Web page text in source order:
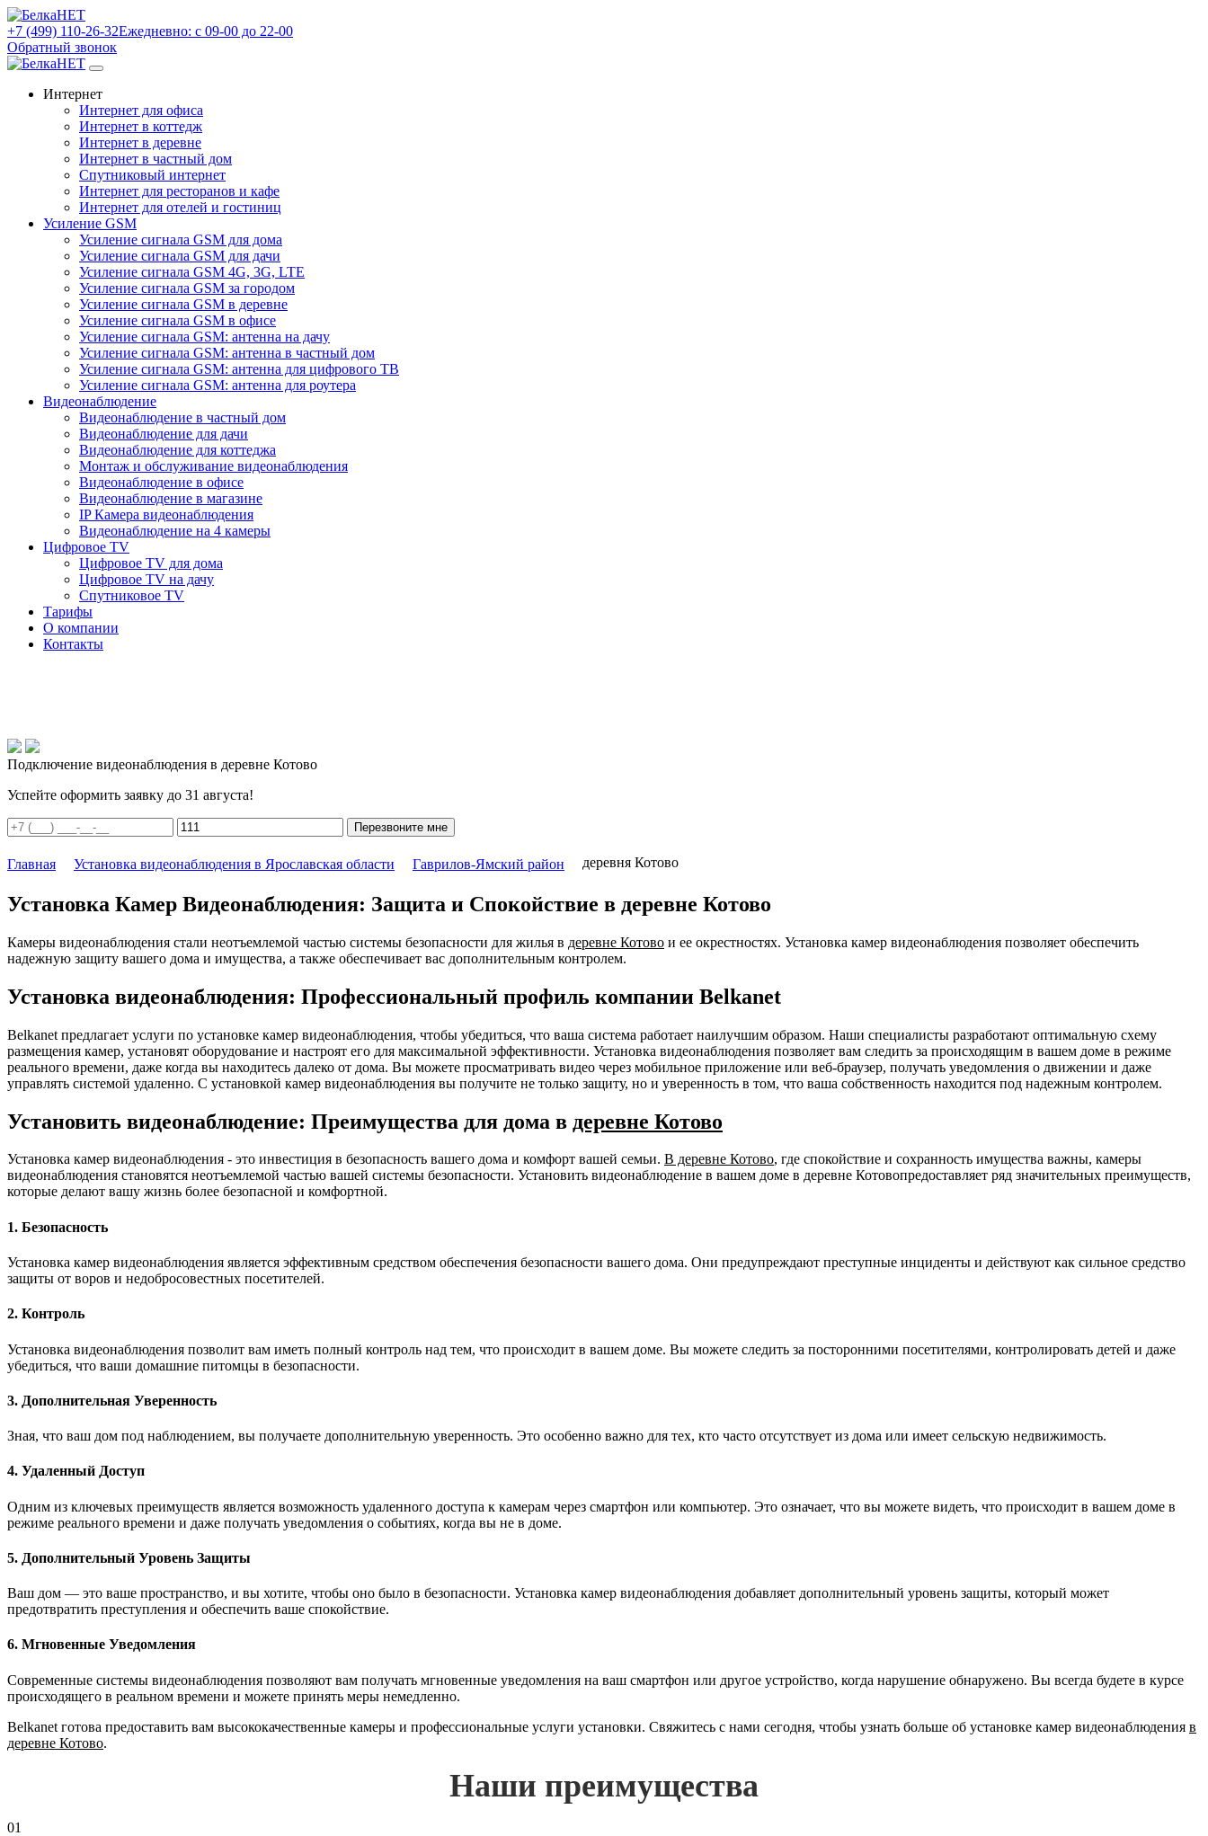
+7 (499) 110-26-32Ежедневно: с 09-00 до 22-00
Обратный звонок
Интернет
Интернет для офиса
Интернет в коттедж
Интернет в деревне
Интернет в частный дом
Спутниковый интернет
Интернет для ресторанов и кафе
Интернет для отелей и гостиниц
Усиление GSM
Усиление сигнала GSM для дома
Усиление сигнала GSM для дачи
Усиление сигнала GSM 4G, 3G, LTE
Усиление сигнала GSM за городом
Усиление сигнала GSM в деревне
Усиление сигнала GSM в офисе
Усиление сигнала GSM: антенна на дачу
Усиление сигнала GSM: антенна в частный дом
Усиление сигнала GSM: антенна для цифрового ТВ
Усиление сигнала GSM: антенна для роутера
Видеонаблюдение
Видеонаблюдение в частный дом
Видеонаблюдение для дачи
Видеонаблюдение для коттеджа
Монтаж и обслуживание видеонаблюдения
Видеонаблюдение в офисе
Видеонаблюдение в магазине
IP Камера видеонаблюдения
Видеонаблюдение на 4 камеры
Цифровое TV
Цифровое TV для дома
Цифровое TV на дачу
Спутниковое TV
Тарифы
О компании
Контакты
Подключение видеонаблюдения в деревне Котово
Успейте оформить заявку до 31 августа!
Перезвоните мне
Главная Установка видеонаблюдения в Ярославская области Гаврилов-Ямский район деревня Котово
Установка Камер Видеонаблюдения: Защита и Спокойствие в деревне Котово
Камеры видеонаблюдения стали неотъемлемой частью системы безопасности для жилья в деревне Котово и ее окрестностях. Установка камер видеонаблюдения позволяет обеспечить
надежную защиту вашего дома и имущества, а также обеспечивает вас дополнительным контролем.
Установка видеонаблюдения: Профессиональный профиль компании Belkanet
Belkanet предлагает услуги по установке камер видеонаблюдения, чтобы убедиться, что ваша система работает наилучшим образом. Наши специалисты разработают оптимальную схему
размещения камер, установят оборудование и настроят его для максимальной эффективности. Установка видеонаблюдения позволяет вам следить за происходящим в вашем доме в режиме
реального времени, даже когда вы находитесь далеко от дома. Вы можете просматривать видео через мобильное приложение или веб-браузер, получать уведомления о движении и даже
управлять системой удаленно. С установкой камер видеонаблюдения вы получите не только защиту, но и уверенность в том, что ваша собственность находится под надежным контролем.
Установить видеонаблюдение: Преимущества для дома в деревне Котово
Установка камер видеонаблюдения - это инвестиция в безопасность вашего дома и комфорт вашей семьи. В деревне Котово, где спокойствие и сохранность имущества важны, камеры
видеонаблюдения становятся неотъемлемой частью вашей системы безопасности. Установить видеонаблюдение в вашем доме в деревне Котовопредоставляет ряд значительных преимуществ,
которые делают вашу жизнь более безопасной и комфортной.
1. Безопасность
Установка камер видеонаблюдения является эффективным средством обеспечения безопасности вашего дома. Они предупреждают преступные инциденты и действуют как сильное средство
защиты от воров и недобросовестных посетителей.
2. Контроль
Установка видеонаблюдения позволит вам иметь полный контроль над тем, что происходит в вашем доме. Вы можете следить за посторонними посетителями, контролировать детей и даже
убедиться, что ваши домашние питомцы в безопасности.
3. Дополнительная Уверенность
Зная, что ваш дом под наблюдением, вы получаете дополнительную уверенность. Это особенно важно для тех, кто часто отсутствует из дома или имеет сельскую недвижимость.
4. Удаленный Доступ
Одним из ключевых преимуществ является возможность удаленного доступа к камерам через смартфон или компьютер. Это означает, что вы можете видеть, что происходит в вашем доме в
режиме реального времени и даже получать уведомления о событиях, когда вы не в доме.
5. Дополнительный Уровень Защиты
Ваш дом — это ваше пространство, и вы хотите, чтобы оно было в безопасности. Установка камер видеонаблюдения добавляет дополнительный уровень защиты, который может
предотвратить преступления и обеспечить ваше спокойствие.
6. Мгновенные Уведомления
Современные системы видеонаблюдения позволяют вам получать мгновенные уведомления на ваш смартфон или другое устройство, когда нарушение обнаружено. Вы всегда будете в курсе
происходящего в реальном времени и можете принять меры немедленно.
Belkanet готова предоставить вам высококачественные камеры и профессиональные услуги установки. Свяжитесь с нами сегодня, чтобы узнать больше об установке камер видеонаблюдения в
деревне Котово.
Наши преимущества
01